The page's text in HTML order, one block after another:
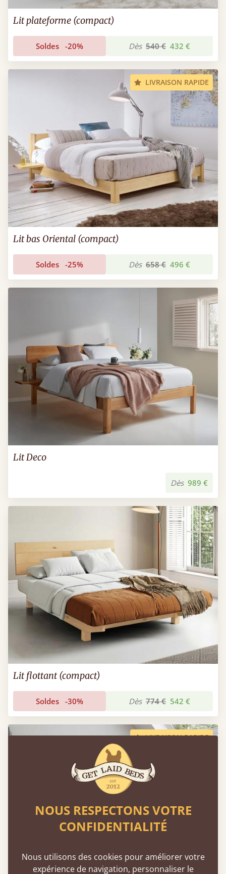
Lit plateforme (compact)
Soldes -20% Dès 540 € 432 €
LIVRAISON RAPIDE
Lit bas Oriental (compact)
Soldes -25% Dès 658 € 496 €
Lit Deco
Dès 989 €
Lit flottant (compact)
Soldes -30% Dès 774 € 542 €
LIVRAISON RAPIDE
NOUS RESPECTONS VOTRE
CONFIDENTIALITÉ
Nous utilisons des cookies pour améliorer votre
expérience de navigation, personnaliser le